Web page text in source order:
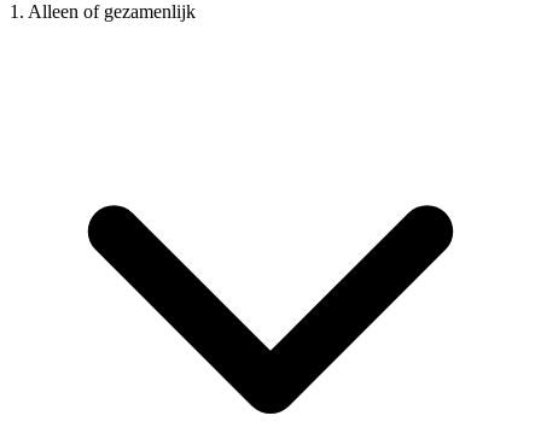
1. Alleen of gezamenlijk